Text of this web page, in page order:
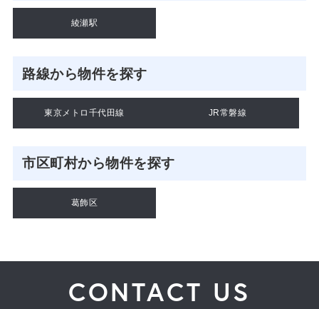
綾瀬駅
路線から物件を探す
東京メトロ千代田線 JR常磐線
市区町村から物件を探す
葛飾区
CONTACT US